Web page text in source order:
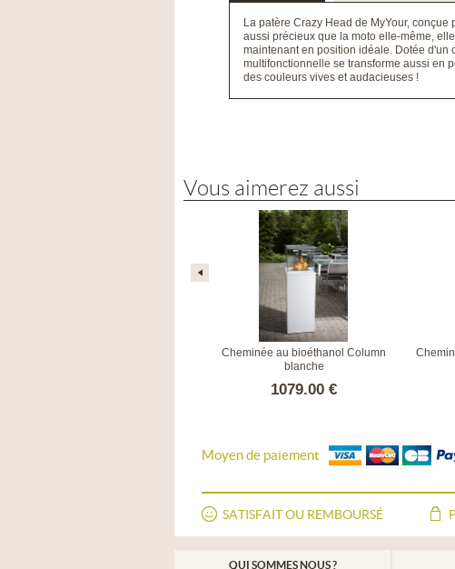
La patère Crazy Head de MyYour,
aussi précieux que la moto elle-même,
maintenant en position idéale. Dotée d'un
multifonctionnelle se transforme aussi en
des couleurs vives et audacieuses !
Vous aimerez aussi
Cheminée au bioéthanol Column
blanche
1079.00 €
Moyen de paiement
SATISFAIT OU REMBOURSÉ
QUI SOMMES NOUS ?